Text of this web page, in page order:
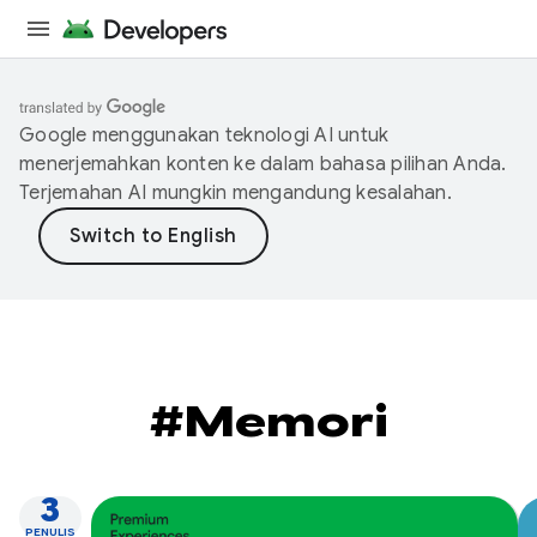
Google menggunakan teknologi AI untuk
menerjemahkan konten ke dalam bahasa pilihan Anda.
Terjemahan AI mungkin mengandung kesalahan.
#Memori
3
PENULIS